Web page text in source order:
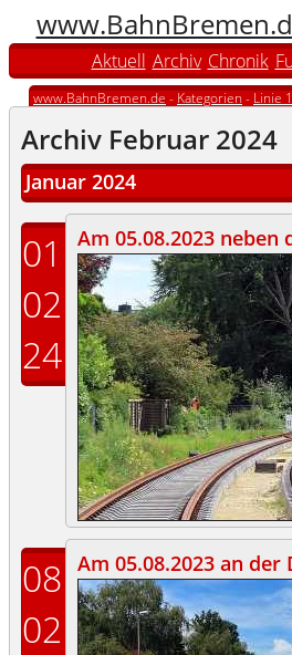
Aktuell Archiv Chronik
www.BahnBremen.de - Kategorien - Linie
Archiv Februar 2024
Januar 2024
01
02
24
Am 05.08.2023
08
02
Am 05.08.2023 an